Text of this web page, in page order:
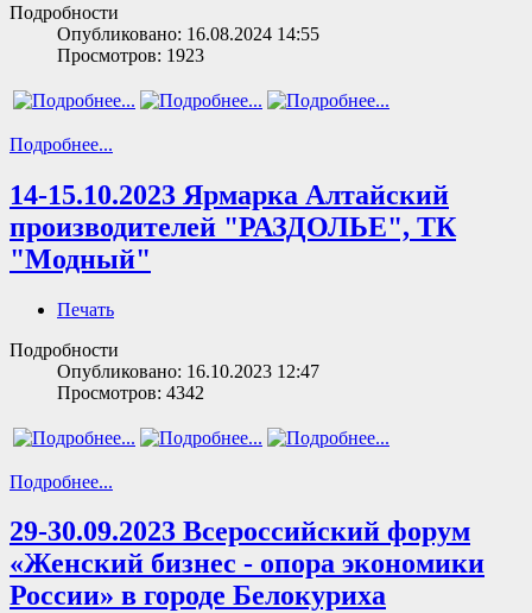
Подробности
Опубликовано: 16.08.2024 14:55
Просмотров: 1923
Подробнее...
14-15.10.2023 Ярмарка Алтайский
производителей "РАЗДОЛЬЕ", ТК
"Модный"
Печать
Подробности
Опубликовано: 16.10.2023 12:47
Просмотров: 4342
Подробнее...
29-30.09.2023 Всероссийский форум
«Женский бизнес - опора экономики
России» в городе Белокуриха